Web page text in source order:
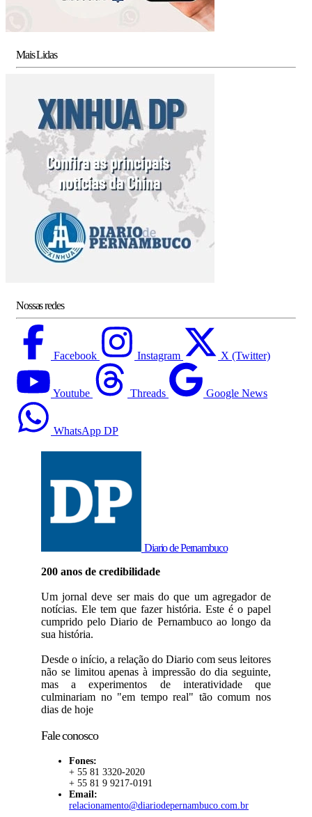
Mais Lidas
Nossas redes
Facebook Instagram X (Twitter)
Youtube Threads Google News
WhatsApp DP
Diario de Pernambuco
200 anos de credibilidade
Um jornal deve ser mais do que um agregador de
notícias. Ele tem que fazer história. Este é o papel
cumprido pelo Diario de Pernambuco ao longo da
sua história.
Desde o início, a relação do Diario com seus leitores
não se limitou apenas à impressão do dia seguinte,
mas a experimentos de interatividade que
culminariam no "em tempo real" tão comum nos
dias de hoje
Fale conosco
Fones:
+ 55 81 3320-2020
+ 55 81 9 9217-0191
Email:
relacionamento@diariodepernambuco.com.br